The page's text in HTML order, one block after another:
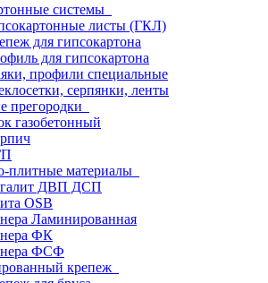
системы
листы (ГКЛ)
для гипсокартона
для гипсокартона
профили специальные
серпянки, ленты
прегородки
газобетонный
плитные материалы
ДВП ДСП
OSB
Ламинированная
ФК
ФСФ
крепеж